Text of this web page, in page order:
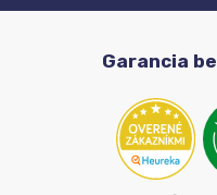
Garancia